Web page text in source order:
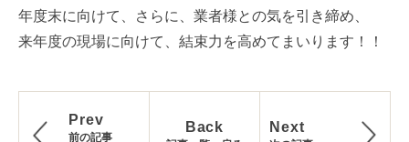
年度末に向けて、さらに、業者様との気を引き締め、
来年度の現場に向けて、結束力を高めてまいります！！
Prev
前の記事
Back Next